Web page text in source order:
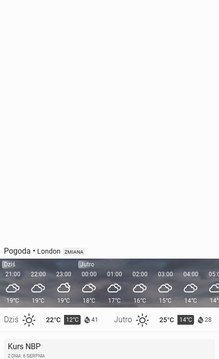
Pogoda • London ZMIANA
Dziś
21:00
19°C
Dziś 22°C 12°C 41 Jutro 25°C 14°C 28
22:00
19°C
23:00
19°C
Jutro
00:00
18°C
01:00
17°C
02:00
16°C
03:00
15°C
04:00
14°C
Kurs NBP
Z DNIA: 6 SIERPNIA